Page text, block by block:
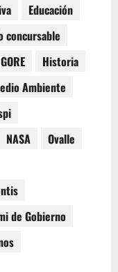
Educación
concursable
GORE
Historia
Ambiente
NASA
Ovalle
de Gobierno